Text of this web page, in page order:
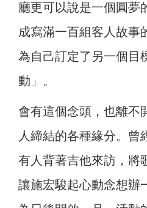
廳更可以說是一個圓夢
成寫滿一百組客人故事
為自己訂定了另一個目
動」。
會有這個念頭，也離不
人締結的各種緣分。曾
有人背著吉他來訪，將
讓施宏駿起心動念想辦